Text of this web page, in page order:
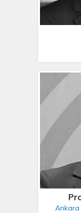
Ankara